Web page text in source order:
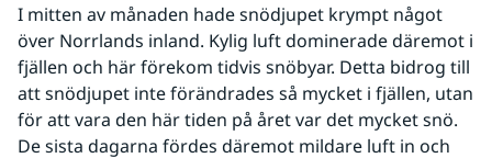
I mitten av månaden hade snödjupet krympt något
över Norrlands inland. Kylig luft dominerade däremot i
fjällen och här förekom tidvis snöbyar. Detta bidrog till
att snödjupet inte förändrades så mycket i fjällen, utan
för att vara den här tiden på året var det mycket snö.
De sista dagarna fördes däremot mildare luft in och